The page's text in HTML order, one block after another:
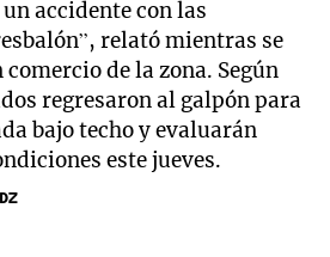
accidente con las
relató mientras se
de la zona. Según
regresaron al galpón para
bajo techo y evaluarán
este jueves.